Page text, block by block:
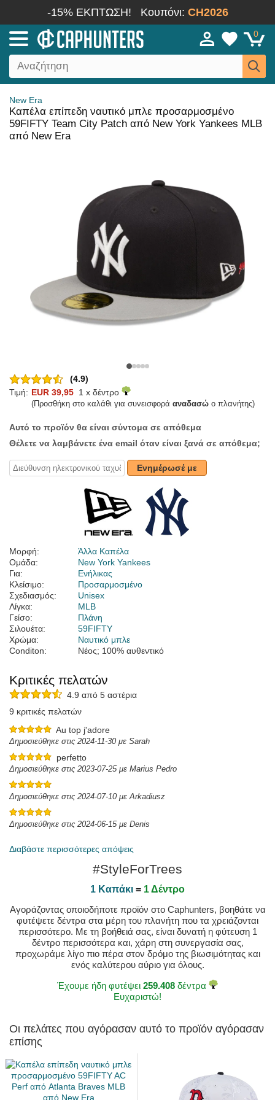
-15% ΕΚΠΤΩΣΗ! Κουπόνι: CH2026
0
New Era
Καπέλα επίπεδη ναυτικό μπλε προσαρμοσμένο
59FIFTY Team City Patch από New York Yankees MLB
από New Era
(4.9)
Τιμή: EUR 39,95 1 x δέντρο
(Προσθήκη στο καλάθι για συνεισφορά αναδασώ ο πλανήτης)
Αυτό το προϊόν θα είναι σύντομα σε απόθεμα
Θέλετε να λαμβάνετε ένα email όταν είναι ξανά σε απόθεμα;
Ενημέρωσέ με
Μορφή:
Άλλα Καπέλα
Ομάδα:
New York Yankees
Για:
Ενήλικας
Κλείσιμο:
Προσαρμοσμένο
Σχεδιασμός:
Unisex
Λίγκα:
MLB
Γείσο:
Πλάνη
Σιλουέτα:
59FIFTY
Χρώμα:
Ναυτικό μπλε
Conditon:
Νέος; 100% αυθεντικό
Κριτικές πελατών
4.9 από 5 αστέρια
9 κριτικές πελατών
Au top j'adore
Δημοσιεύθηκε στις 2024-11-30 με Sarah
perfetto
Δημοσιεύθηκε στις 2023-07-25 με Marius Pedro
Δημοσιεύθηκε στις 2024-07-10 με Arkadiusz
Δημοσιεύθηκε στις 2024-06-15 με Denis
Διαβάστε περισσότερες απόψεις
#StyleForTrees
1 Καπάκι = 1 Δέντρο
Αγοράζοντας οποιοδήποτε προϊόν στο Caphunters, βοηθάτε να
φυτέψετε δέντρα στα μέρη του πλανήτη που τα χρειάζονται
περισσότερο. Με τη βοήθειά σας, είναι δυνατή η φύτευση 1
δέντρο περισσότερα και, χάρη στη συνεργασία σας,
προχωράμε λίγο πιο πέρα στον δρόμο της βιωσιμότητας και
ενός καλύτερου αύριο για όλους.
Έχουμε ήδη φυτέψει 259.408 δέντρα
Ευχαριστώ!
Οι πελάτες που αγόρασαν αυτό το προϊόν αγόρασαν
επίσης